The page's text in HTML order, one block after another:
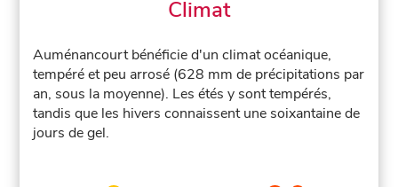
Climat
Auménancourt bénéficie d'un climat océanique,
tempéré et peu arrosé (628 mm de précipitations par
an, sous la moyenne). Les étés y sont tempérés,
tandis que les hivers connaissent une soixantaine de
jours de gel.